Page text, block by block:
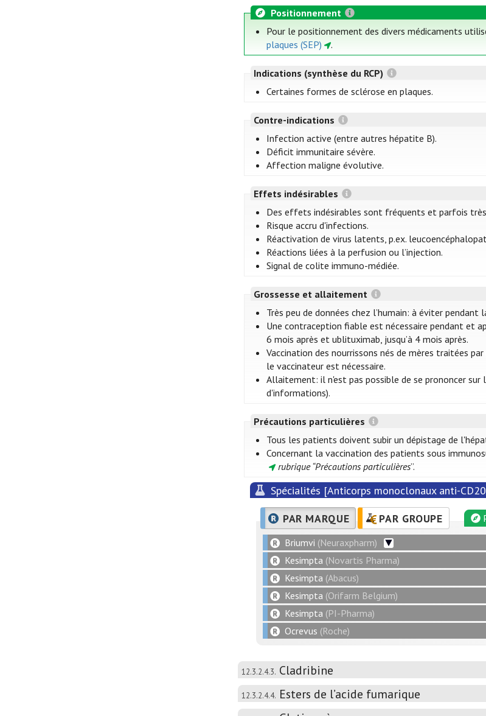
Positionnement
Pour le positionnement des divers médicaments
plaques (SEP)
.
Indications (synthèse du RCP)
Certaines formes de sclérose en plaques.
Contre-indications
Infection active (entre autres hépatite B).
Déficit immunitaire sévère.
Affection maligne évolutive.
Effets indésirables
Des effets indésirables sont fréquents et parfois
Risque accru d'infections.
Réactivation de virus latents, p.ex.
Réactions liées à la perfusion ou l’injection.
Signal de colite immuno-médiée.
Grossesse et allaitement
Très peu de données chez l’humain: à éviter pendant
Une contraception fiable est nécessaire pendant et
6 mois après et ublituximab, jusqu’à 4 mois après.
Vaccination des nourrissons nés de mères traitées
le vaccinateur est nécessaire.
Allaitement: il n'est pas possible de se prononcer
d'informations).
Précautions particulières
Tous les patients doivent subir un dépistage de
Concernant la vaccination des patients sous
rubrique “Précautions particulières”.
Spécialités [Anticorps monoclonaux anti-
PAR MARQUE
PAR GROUPE
Briumvi (Neuraxpharm)
Kesimpta (Novartis Pharma)
Kesimpta (Abacus)
Kesimpta (Orifarm Belgium)
Kesimpta (PI-Pharma)
Ocrevus (Roche)
12.3.2.4.3. Cladribine
12.3.2.4.4. Esters de l’acide fumarique